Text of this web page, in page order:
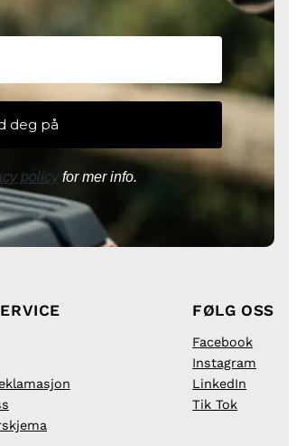
policyfor mer info.
FØLG OSS
Facebook
Instagram
LinkedIn
Tik Tok